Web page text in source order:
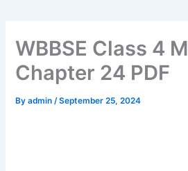
WBBSE Class 4
Chapter 24 PDF
Byadmin/September 25, 2024